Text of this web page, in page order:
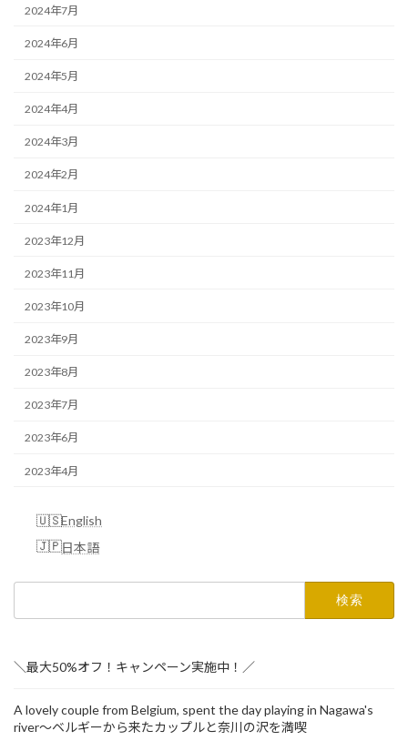
2024年7月
2024年6月
2024年5月
2024年4月
2024年3月
2024年2月
2024年1月
2023年12月
2023年11月
2023年10月
2023年9月
2023年8月
2023年7月
2023年6月
2023年4月
English
日本語
＼最大50%オフ！キャンペーン実施中！／
A lovely couple from Belgium, spent the day playing in Nagawa's
river～ベルギーから来たカップルと奈川の沢を満喫